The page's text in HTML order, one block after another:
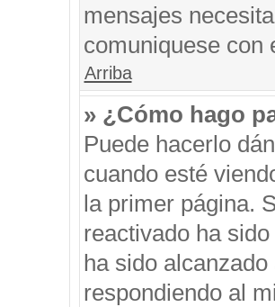
mensajes
comuniquese con
Arriba
» ¿Cómo hago
Puede hacerlo
cuando esté
la primer página.
reactivado ha
ha sido
respondiendo al